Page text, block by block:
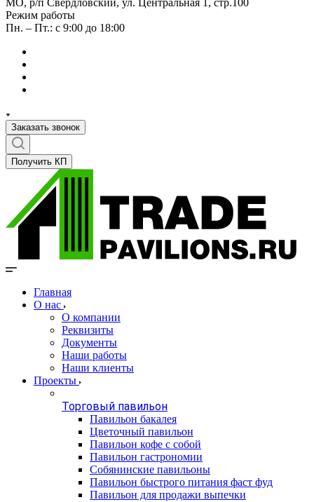
Режим работы
Пн. – Пт.: с 9:00 до 18:00
Заказать звонок
Получить КП
Главная
О нас
О компании
Реквизиты
Документы
Наши работы
Наши клиенты
Проекты
Торговый павильон
Павильон бакалея
Цветочный павильон
Павильон кофе с собой
Павильон гастрономии
Собянинские павильоны
Павильон быстрого питания фаст фуд
Павильон для продажи выпечки